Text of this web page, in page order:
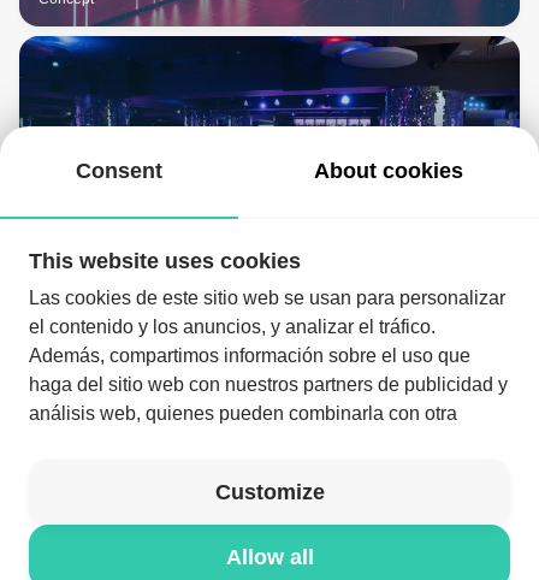
© NYXELL 2026
Consent About cookies
This website uses cookies
Las cookies de este sitio web se usan para personalizar
el contenido y los anuncios, y analizar el tráfico.
Además, compartimos información sobre el uso que
haga del sitio web con nuestros partners de publicidad y
análisis web, quienes pueden combinarla con otra
Allow all
Customize